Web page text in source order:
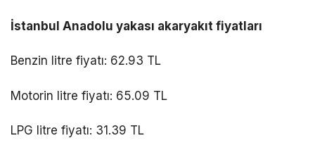
İstanbul Anadolu yakası akaryakıt fiyatları
Benzin litre fiyatı: 62.93 TL
Motorin litre fiyatı: 65.09 TL
LPG litre fiyatı: 31.39 TL